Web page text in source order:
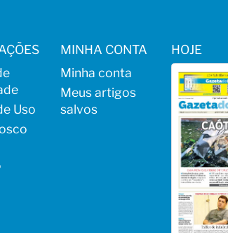
Uso
MINHA CONTA
Minha conta
Meus artigos
salvos
HOJE